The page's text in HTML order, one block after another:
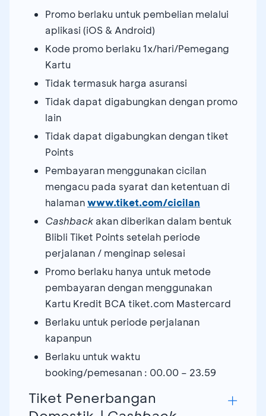
Promo berlaku untuk pembelian melalui
aplikasi (iOS & Android)
Kode promo berlaku 1x/hari/Pemegang
Kartu
Tidak termasuk harga asuransi
Tidak dapat digabungkan dengan promo
lain
Tidak dapat digabungkan dengan tiket
Points
Pembayaran menggunakan cicilan
mengacu pada syarat dan ketentuan di
halamanwww.tiket.com/cicilan
Cashback akan diberikan dalam bentuk
Blibli Tiket Points setelah periode
perjalanan / menginap selesai
Promo berlaku hanya untuk metode
pembayaran dengan menggunakan
Kartu Kredit BCA tiket.com Mastercard
Berlaku untuk periode perjalanan
kapanpun
Berlaku untuk waktu
booking/pemesanan : 00.00 – 23.59
Tiket Penerbangan